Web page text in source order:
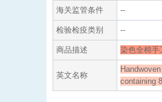
海关监管条件 --
检验检疫类别 --
商品描述 染色全棉手
英文名称
containing